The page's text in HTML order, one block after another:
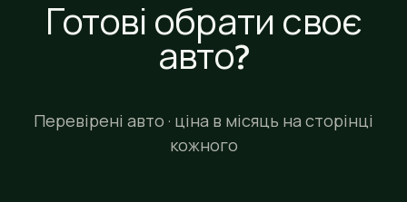
Готові обрати своє
авто?
Перевірені авто · ціна в місяць на сторінці
кожного